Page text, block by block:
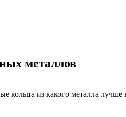
металлов
кольца из какого металла